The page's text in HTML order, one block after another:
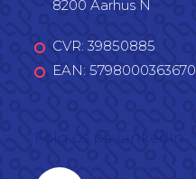
8200 Aarhus N
CVR: 39850885
EAN: 5798000363670
Linkedin profil